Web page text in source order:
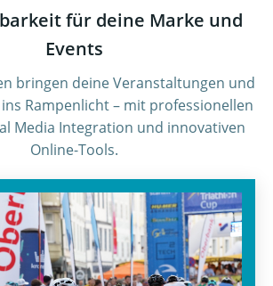
für deine Marke und
Events
bringen deine Veranstaltungen und
Rampenlicht – mit professionellen
Media Integration und innovativen
Online-Tools.